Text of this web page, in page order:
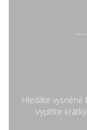
Hledáte vysněné
Vyplňte